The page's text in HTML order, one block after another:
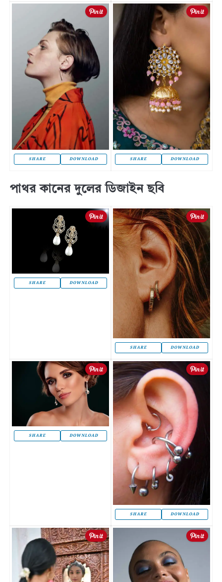
SHARE DOWNLOAD SHARE DOWNLOAD
পাথর কানের দুলের ডিজাইন ছবি
SHARE DOWNLOAD
SHARE DOWNLOAD
SHARE DOWNLOAD
SHARE DOWNLOAD